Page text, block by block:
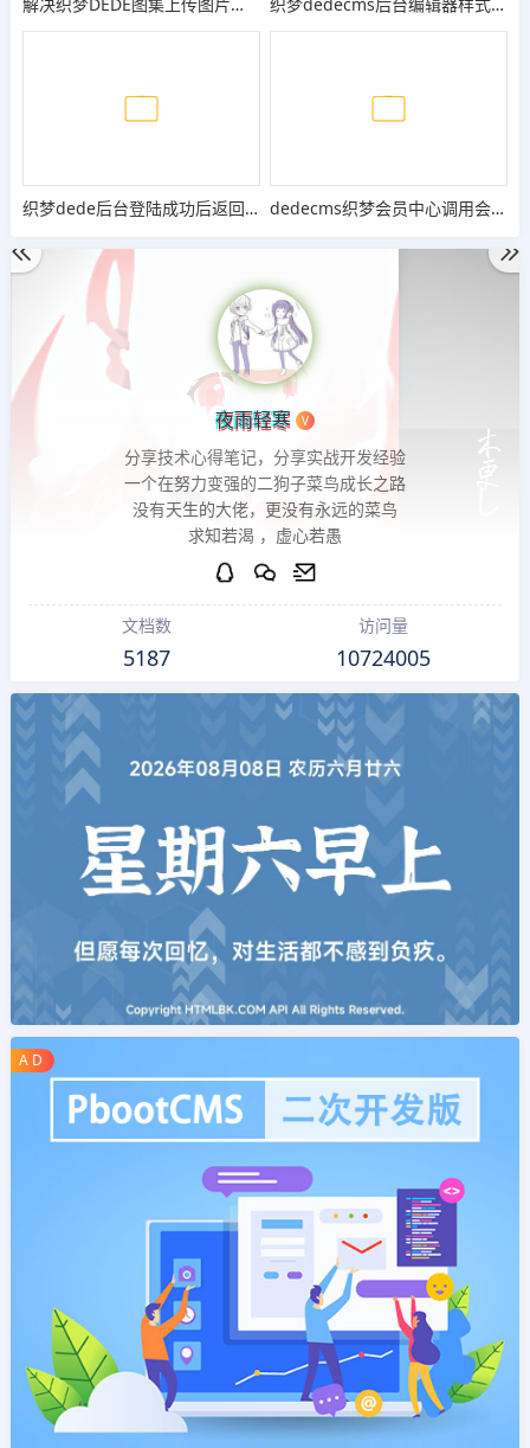
织梦dede后台登陆成功后返回登陆界面的解决办法 dedecms织梦会员中心调用会员最后登录时间和IP
夜雨轻寒 V
分享技术心得笔记，分享实战开发经验
一个在努力变强的二狗子菜鸟成长之路
没有天生的大佬，更没有永远的菜鸟
求知若渴 ，虚心若愚
文档数
5187
访问量
10724005
A D